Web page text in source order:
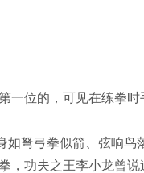
位的，可见在练拳
弩弓拳似箭、弦响
，功夫之王李小龙曾